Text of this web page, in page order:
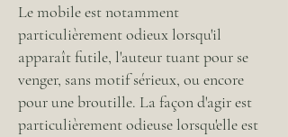
Le mobile est notamment
particulièrement odieux lorsqu'il
apparaît futile, l'auteur tuant pour se
venger, sans motif sérieux, ou encore
pour une broutille. La façon d'agir est
particulièrement odieuse lorsqu'elle est